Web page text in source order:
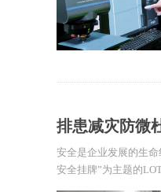
排患减灾防微
安全是企业发展的生
安全挂牌”为主题的